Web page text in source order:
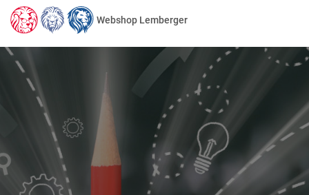
Webshop Lemberger